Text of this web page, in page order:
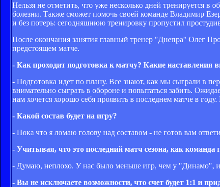
Нельзя не отметить, что уже несколько дней тренируется
болезни. Также сможет помочь своей команде Владимир
и без потерь: сегодняшнюю тренировку пропустил
После окончания занятия главный тренер "Днепра" Олег
предстоящем матче.
- Как проходит подготовка к матчу? Какие наставления
- Подготовка идет по плану. Все знают, как мы сыграли в
внимательно сыграть в обороне и попытаться забить.
нам хочется хорошо себя проявить в последнем матче в
- Какой состав будет на игру?
- Пока что я ломаю голову над составом - не готов вам
- Учитывая, что это последний матч сезона, как команда
- Думаю, неплохо. У нас было меньше игр, чем у "Динамо",
- Вы не исключаете возможности, что счет будет 1:1 и